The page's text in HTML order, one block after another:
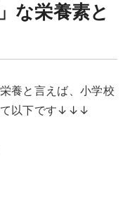
な栄養素と
養と言えば、小学校
て以下です↓↓↓